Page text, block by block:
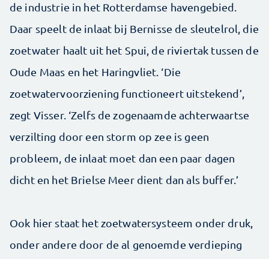
de industrie in het Rotterdamse havengebied.
Daar speelt de inlaat bij Bernisse de sleutelrol, die
zoetwater haalt uit het Spui, de riviertak tussen de
Oude Maas en het Haringvliet. ‘Die
zoetwatervoorziening functioneert uitstekend’,
zegt Visser. ‘Zelfs de zogenaamde achterwaartse
verzilting door een storm op zee is geen
probleem, de inlaat moet dan een paar dagen
dicht en het Brielse Meer dient dan als buffer.’
Ook hier staat het zoetwatersysteem onder druk,
onder andere door de al genoemde verdieping